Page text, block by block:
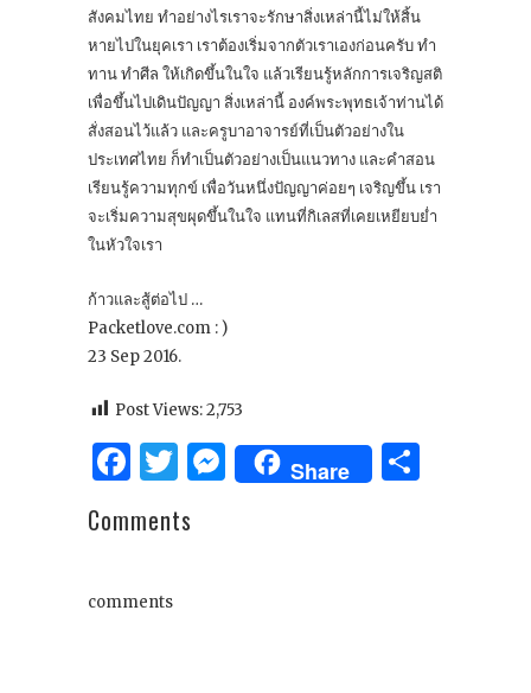
สังคมไทย ทำอย่างไรเราจะรักษาสิ่งเหล่านี้ไม่ให้สิ้น
หายไปในยุคเรา เราต้องเริ่มจากตัวเราเองก่อนครับ ทำ
ทาน ทำศีล ให้เกิดขึ้นในใจ แล้วเรียนรู้หลักการเจริญสติ
เพื่อขึ้นไปเดินปัญญา สิ่งเหล่านี้ องค์พระพุทธเจ้าท่านได้
สั่งสอนไว้แล้ว และครูบาอาจารย์ที่เป็นตัวอย่างใน
ประเทศไทย ก็ทำเป็นตัวอย่างเป็นแนวทาง และคำสอน
เรียนรู้ความทุกข์ เพื่อวันหนึ่งปัญญาค่อยๆ เจริญขึ้น เรา
จะเริ่มความสุขผุดขึ้นในใจ แทนที่กิเลสที่เคยเหยียบย่ำ
ในหัวใจเรา
ก้าวและสู้ต่อไป …
Packetlove.com : )
23 Sep 2016.
Post Views:2,753
Facebook
Twitter
Messenger
Share
Comments
comments